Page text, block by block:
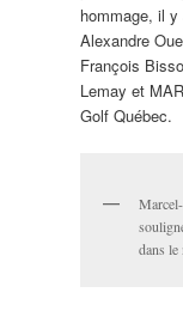
hommage, il y
Alexandre
François
Lemay et
Golf Québec.
dans